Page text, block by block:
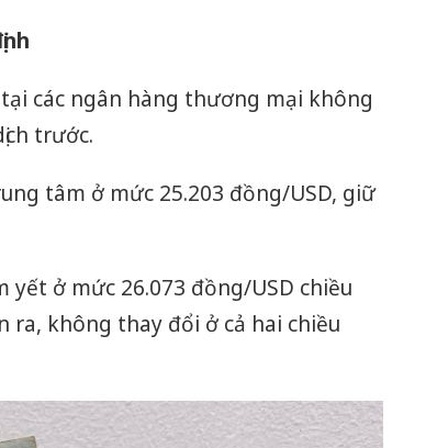
các ngân hàng thương mại không
trước.
tâm ở mức 25.203 đồng/USD, giữ
yết ở mức 26.073 đồng/USD chiều
ra, không thay đổi ở cả hai chiều